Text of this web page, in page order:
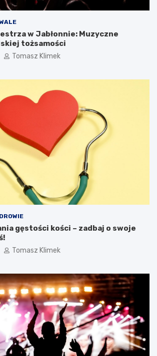
w Jabłonnie: Muzyczne
tożsamości
Tomasz Klimek
gęstości kości – zadbaj o swoje
Tomasz Klimek